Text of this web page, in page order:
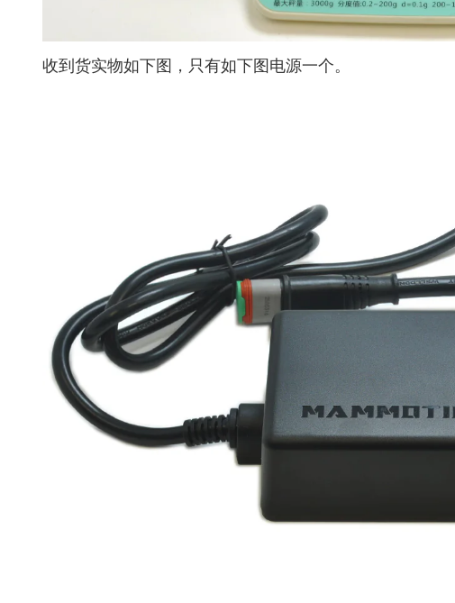
收到货实物如下图，只有如下图电源一个。